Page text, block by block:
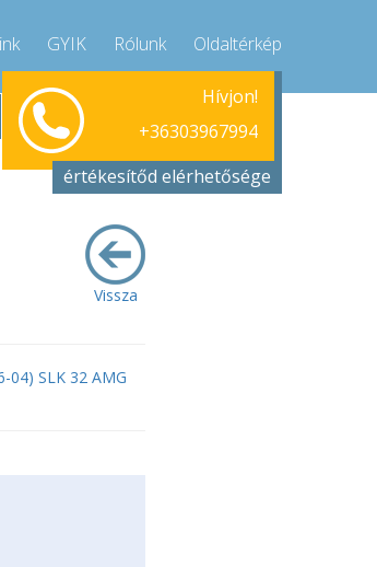
GYIK Rólunk Oldaltérkép
Hétfő-Péntek 9-17
+36303967994
info@compressor-express.hu
értékesítőd elérhetősége
Vissza
04) SLK 32 AMG